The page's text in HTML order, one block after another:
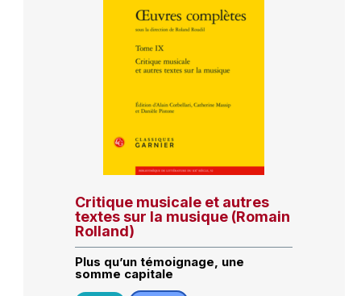
Critique musicale et autres
textes sur la musique (Romain
Rolland)
Plus qu’un témoignage, une
somme capitale